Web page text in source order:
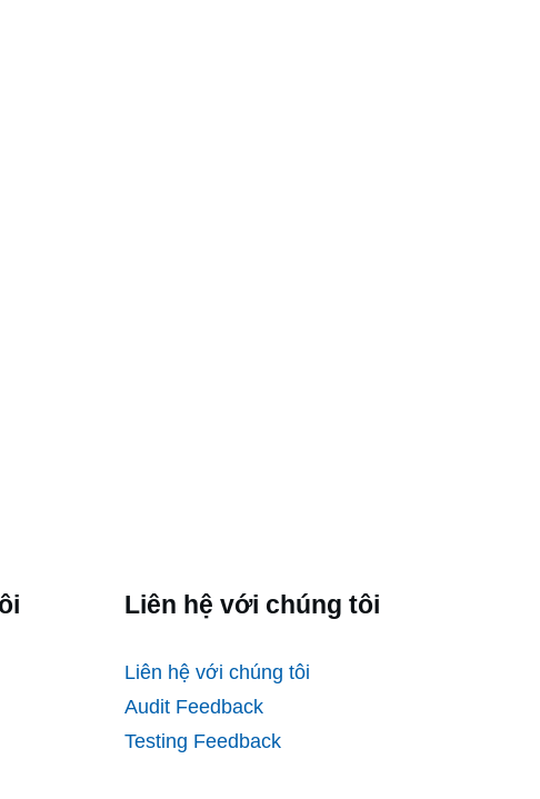
Liên hệ với chúng tôi
Liên hệ với chúng tôi
Audit Feedback
Testing Feedback